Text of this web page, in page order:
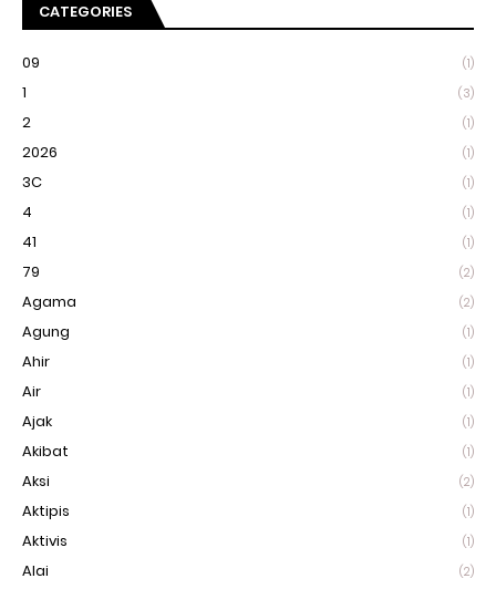
CATEGORIES
09 (1)
1 (3)
2 (1)
2026 (1)
3C (1)
4 (1)
41 (1)
79 (2)
Agama (2)
Agung (1)
Ahir (1)
Air (1)
Ajak (1)
Akibat (1)
Aksi (2)
Aktipis (1)
Aktivis (1)
Alai (2)